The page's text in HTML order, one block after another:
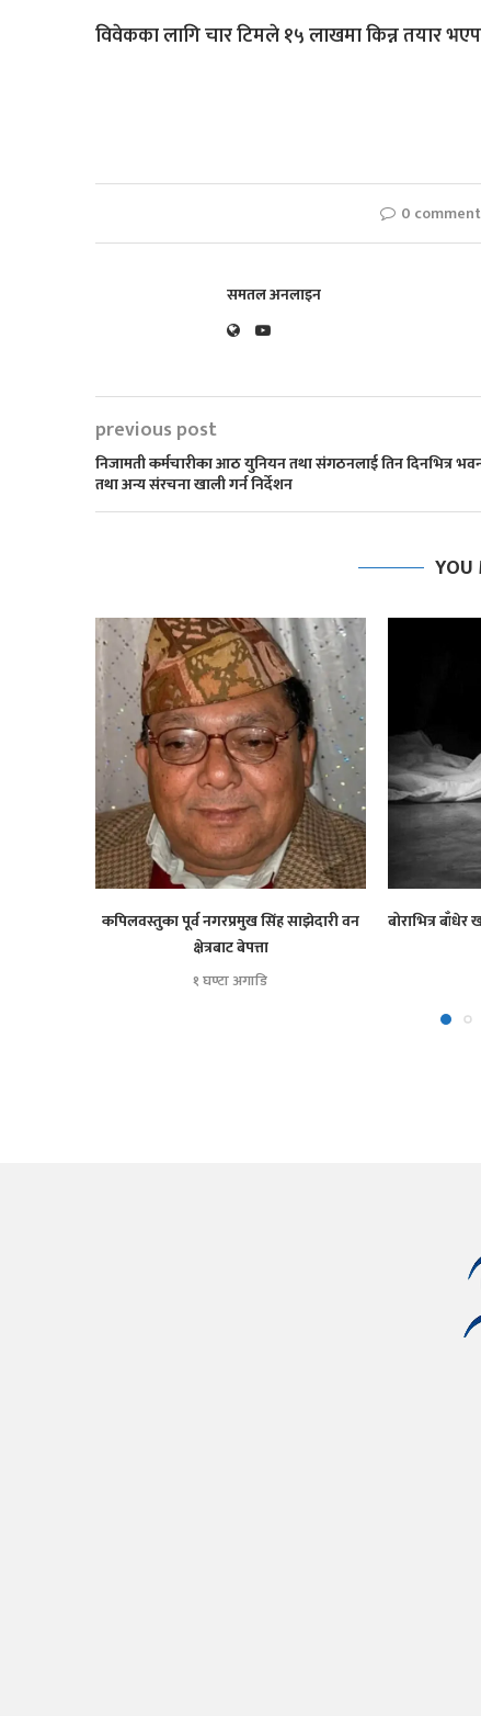
विवेकका लागि चार टिमले १५ लाखमा किन्न तयार
0
समतल अनलाइन
previous post
निजामती कर्मचारीका आठ युनियन तथा संगठनलाई तिन दिनभित्र
तथा अन्य संरचना खाली गर्न निर्देशन
YOU
कपिलवस्तुका पूर्व नगरप्रमुख सिंह साझेदारी वन
क्षेत्रबाट बेपत्ता
१ घण्टा अगाडि
बोराभित्र